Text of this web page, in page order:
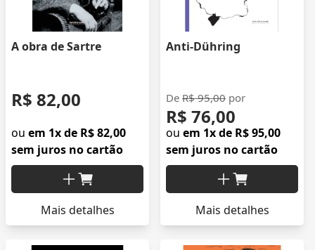
A obra de Sartre
R$ 82,00
ou em 1x de R$ 82,00
sem juros no cartão
Mais detalhes
Anti-Dühring
De R$ 95,00 por
R$ 76,00
ou em 1x de R$ 95,00
sem juros no cartão
Mais detalhes